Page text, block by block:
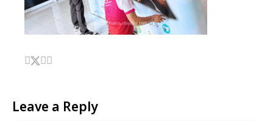
Leave a Reply